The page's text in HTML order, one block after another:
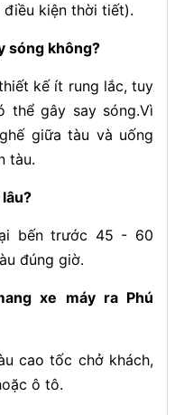
điều kiện thời tiết).
sóng không?
kế ít rung lắc, tuy
thể gây say sóng.Vì
giữa tàu và uống
tàu.
bến trước 45 - 60
đúng giờ.
xe máy ra Phú
cao tốc chở khách,
ô tô.